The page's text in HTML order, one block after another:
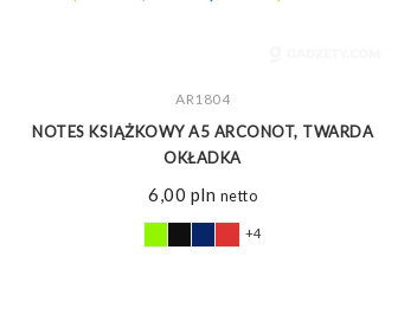
ZOBACZ WIĘCEJ
AR1804
NOTES KSIĄŻKOWY A5 ARCONOT, TWARDA
OKŁADKA
6,00 pln netto
+4